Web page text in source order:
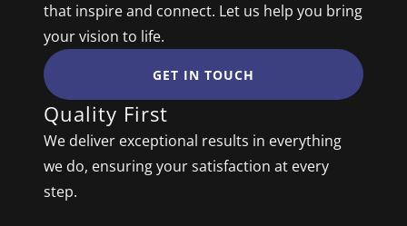
that inspire and connect. Let us help you bring
your vision to life.
GET IN TOUCH
Quality First
We deliver exceptional results in everything
we do, ensuring your satisfaction at every
step.